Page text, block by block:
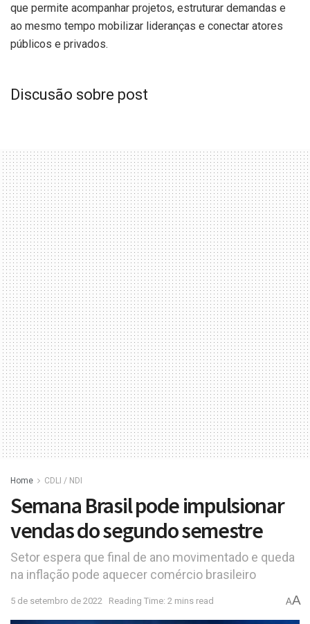
que permite acompanhar projetos, estruturar demandas e
ao mesmo tempo mobilizar lideranças e conectar atores
públicos e privados.
Discusão sobre post
Home CDLI / NDI
Semana Brasil pode impulsionar
vendas do segundo semestre
Setor espera que final de ano movimentado e queda
na inflação pode aquecer comércio brasileiro
5 de setembro de 2022 Reading Time: 2 mins read AA